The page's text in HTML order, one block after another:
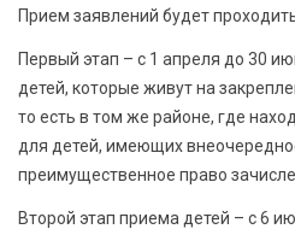
Прием заявлений будет
Первый этап – с 1 апреля до 30
детей, которые живут на
то есть в том же районе, где
для детей, имеющих
преимущественное право
Второй этап приема детей – с 6